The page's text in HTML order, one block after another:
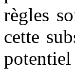
règles
cette
potentiel